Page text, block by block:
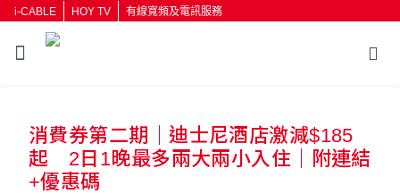
i-CABLE HOY TV 有線寬頻及電訊服務
按輸入鍵開始搜尋
消費券第二期｜迪士尼酒店激減$185
起 2日1晚最多兩大兩小入住｜附連結
+優惠碼